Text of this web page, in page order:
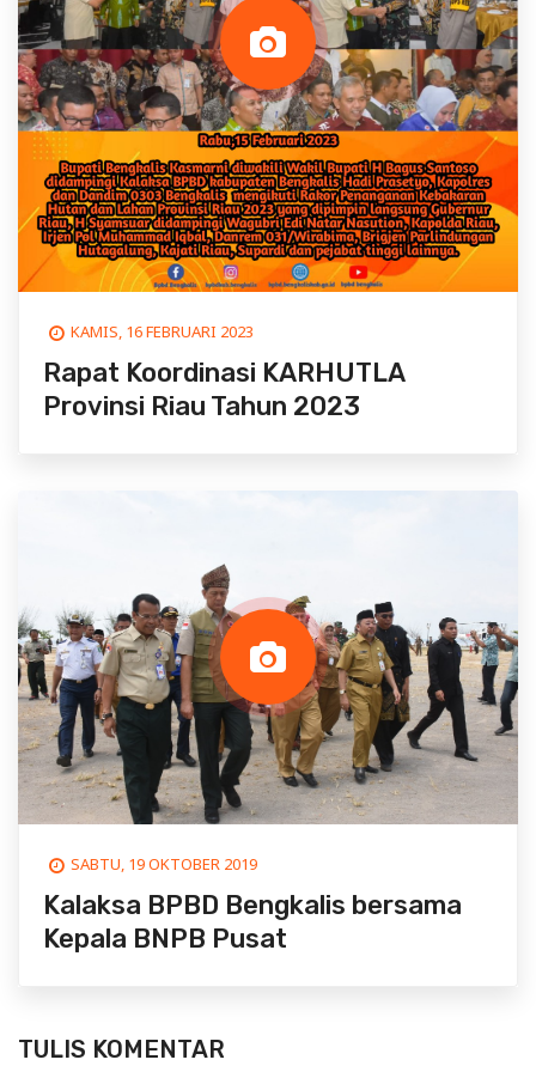
KAMIS, 16 FEBRUARI 2023
Rapat Koordinasi KARHUTLA
Provinsi Riau Tahun 2023
SABTU, 19 OKTOBER 2019
Kalaksa BPBD Bengkalis bersama
Kepala BNPB Pusat
TULIS KOMENTAR